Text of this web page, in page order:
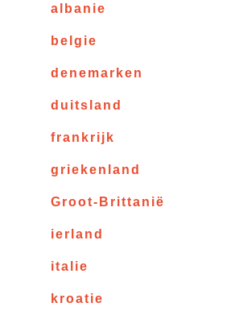
albanie
belgie
denemarken
duitsland
frankrijk
griekenland
Groot-Brittanië
ierland
italie
kroatie